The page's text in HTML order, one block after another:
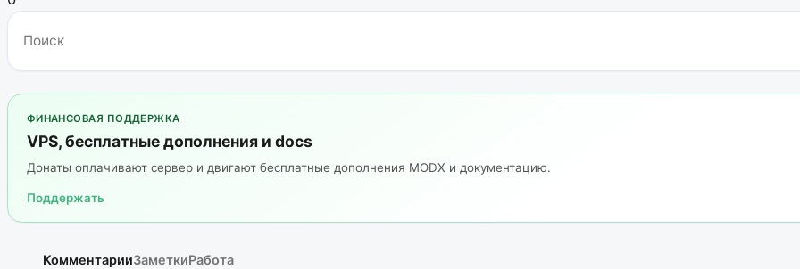
ФИНАНСОВАЯ ПОДДЕРЖКА
VPS, бесплатные дополнения и docs
Донаты оплачивают сервер и двигают бесплатные дополнения MODX и документацию.
Поддержать
КомментарииЗаметкиРабота